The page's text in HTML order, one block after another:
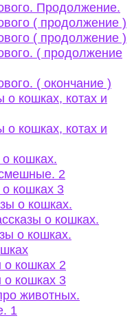
Продолжение.
( продолжение )
( продолжение )
( продолжение
( окончание )
о кошках, котах и
о кошках, котах и
кошках.
2
кошках 3
о кошках.
о кошках.
о кошках.
о кошках 2
о кошках 3
животных.
1